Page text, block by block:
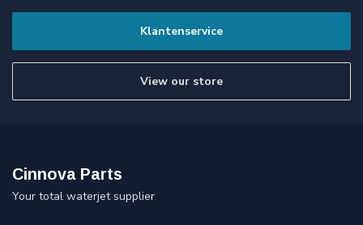
Klantenservice
View our store
Cinnova Parts
Your total waterjet supplier